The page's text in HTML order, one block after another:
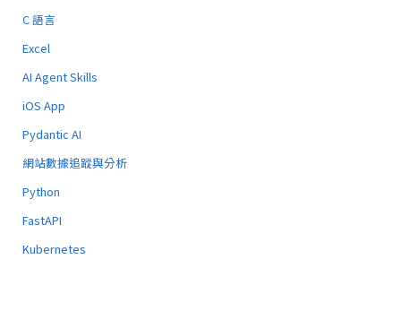
C 語言
Excel
AI Agent Skills
iOS App
Pydantic AI
網站數據追蹤與分析
Python
FastAPI
Kubernetes